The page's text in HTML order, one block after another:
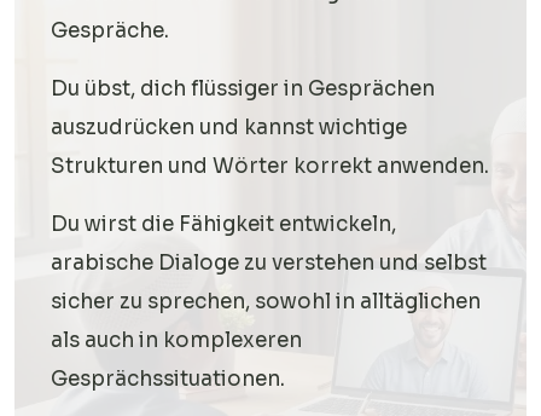
Gespräche.
Du übst, dich flüssiger in Gesprächen
auszudrücken und kannst wichtige
Strukturen und Wörter korrekt anwenden.
Du wirst die Fähigkeit entwickeln,
arabische Dialoge zu verstehen und selbst
sicher zu sprechen, sowohl in alltäglichen
als auch in komplexeren
Gesprächssituationen.